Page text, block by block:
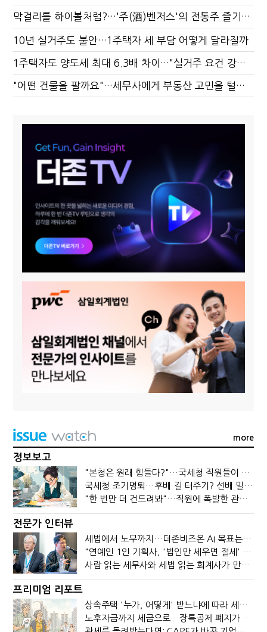
막걸리를 하이볼처럼?…'주(酒)벤저스'의 전통주 즐기는 법
10년 실거주도 불안…1주택자 세 부담 어떻게 달라질까
1주택자도 양도세 최대 6.3배 차이…"실거주 요건 강화하자"
"어떤 건물을 팔까요"…세무사에게 부동산 고민을 털어놓는 이유
more
정보보고
"본청은 원래 힘들다?"…국세청 직원들이 떠나는 이유
국세청 조기명퇴…후배 길 터주기? 선배 밀어내기?
"한 번만 더 건드려봐"…직원에 폭발한 관세청장, 왜?
전문가 인터뷰
세법에서 노무까지…더존비즈온 AI 목표는 '전문가의 시간'
"연예인 1인 기획사, '법인만 세우면 절세' 시대 끝났다"
사람 읽는 세무사와 세법 읽는 회계사가 만나면?
프리미엄 리포트
상속주택 '누가, 어떻게' 받느냐에 따라 세금이 달라진다
노후자금까지 세금으로…장특공제 폐지가 부를 조세의 역설